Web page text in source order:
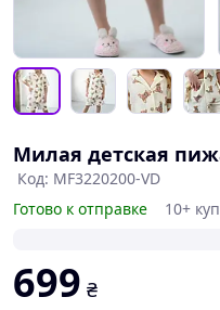
Милая детская
Код: MF3220200-VD
Готово к отправке
10+
699 ₴